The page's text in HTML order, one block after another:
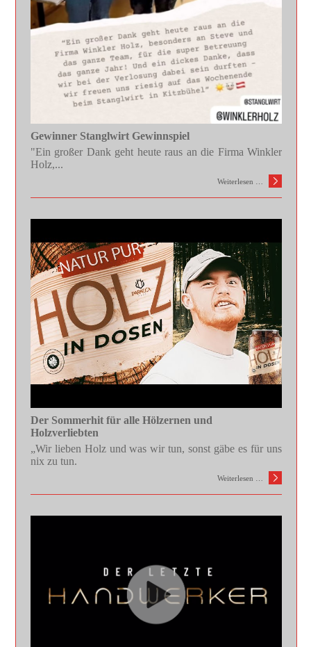
Gewinner Stanglwirt Gewinnspiel
"Ein großer Dank geht heute raus an die Firma Winkler
Holz,...
Weiterlesen …
Der Sommerhit für alle Hölzernen und
Holzverliebten
„Wir lieben Holz und was wir tun, sonst gäbe es für uns
nix zu tun.
Weiterlesen …